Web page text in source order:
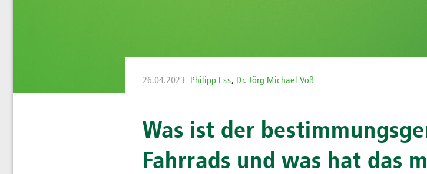
26.04.2023 Philipp Ess, Dr. Jörg Michael Voß
Was ist der
Fahrrads und was hat das